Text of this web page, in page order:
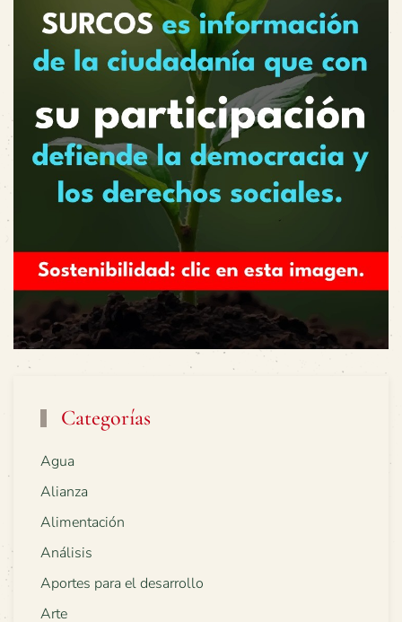
Categorías
Agua
Alianza
Alimentación
Análisis
Aportes para el desarrollo
Arte